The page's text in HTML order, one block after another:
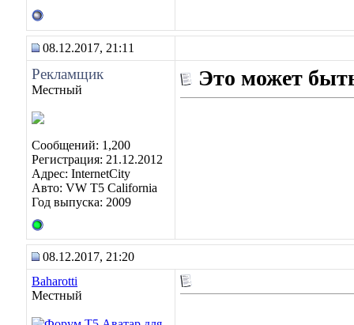
08.12.2017, 21:11
Рекламщик
Местный
Сообщений: 1,200
Регистрация: 21.12.2012
Адрес: InternetCity
Авто: VW T5 California
Год выпуска: 2009
Это может
08.12.2017, 21:20
Baharotti
Местный